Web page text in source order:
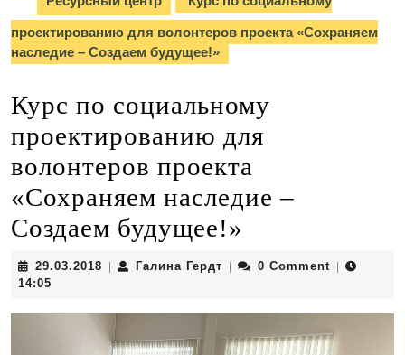
проектированию для волонтеров проекта «Cохраняем
наследие – Создаем будущее!»
Курс по социальному
проектированию для
волонтеров проекта
«Cохраняем наследие –
Создаем будущее!»
29.03.2018 29.03.2018Галина Гердт Галина0 Comment
14:05